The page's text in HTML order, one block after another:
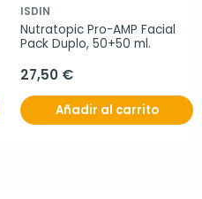
ISDIN
Nutratopic Pro-AMP Facial
Pack Duplo, 50+50 ml.
27,50 €
Añadir al carrito